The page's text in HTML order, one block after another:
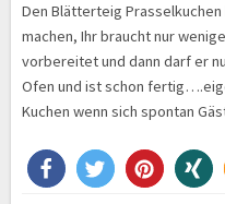
Den Blätterteig
machen, Ihr braucht nur
vorbereitet und dann darf er
Ofen und ist schon
Kuchen wenn sich spontan